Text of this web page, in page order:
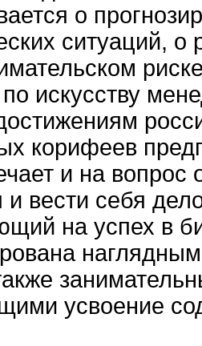
о
ситуаций, о
искусству
корифеев
и на
и вести себя
на успех в
усвоение